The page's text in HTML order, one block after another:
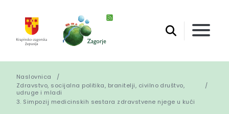
Naslovnica
Zdravstvo, socijalna politika, branitelji, civilno društvo,
udruge i mladi
3. Simpozij medicinskih sestara zdravstvene njege u kući